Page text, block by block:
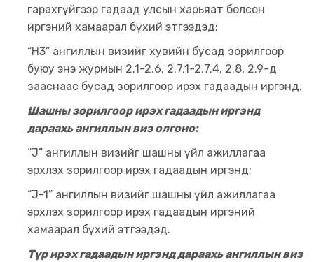
гарахгүйгээр гадаад улсын харьяат болсон
иргэний хамаарал бүхий этгээдэд;
“H3” ангиллын визийг хувийн бусад зорилгоор
буюу энэ журмын 2.1-2.6, 2.7.1-2.7.4, 2.8, 2.9-д
зааснаас бусад зорилгоор ирэх гадаадын иргэнд.
Шашны зорилгоор ирэх гадаадын иргэнд
дараахь ангиллын виз олгоно:
“J” ангиллын визийг шашны үйл ажиллагаа
эрхлэх зорилгоор ирэх гадаадын иргэнд;
“J-1” ангиллын визийг шашны үйл ажиллагаа
эрхлэх зорилгоор ирэх гадаадын иргэний
хамаарал бүхий этгээдэд.
Түр ирэх гадаадын иргэнд дараахь ангиллын виз